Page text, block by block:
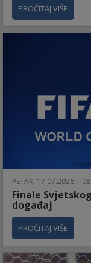
PROČITAJ VIŠE
PETAK, 17.07.2026 |
Finale
događaj
PROČITAJ VIŠE